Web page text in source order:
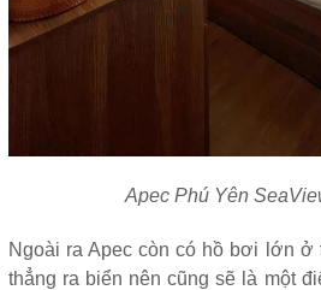
Apec Phú Yên
Ngoài ra Apec còn có hồ bơi lớn
thẳng ra biển nên cũng sẽ là một